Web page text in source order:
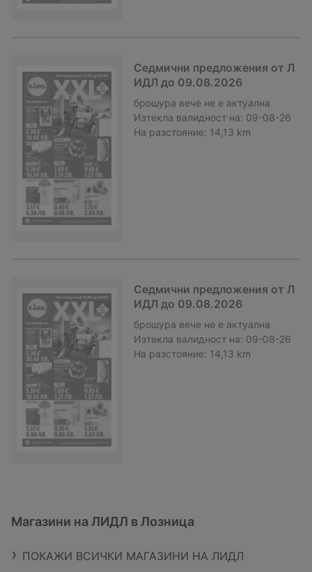
Седмични предложения от Л
ИДЛ до 09.08.2026
брошура вече не е актуална
Изтекла валидност на: 09-08-26
На разстояние: 14,13 km
Седмични предложения от Л
ИДЛ до 09.08.2026
брошура вече не е актуална
Изтекла валидност на: 09-08-26
На разстояние: 14,13 km
Магазини на ЛИДЛ в Лозница
ПОКАЖИ ВСИЧКИ МАГАЗИНИ НА ЛИДЛ